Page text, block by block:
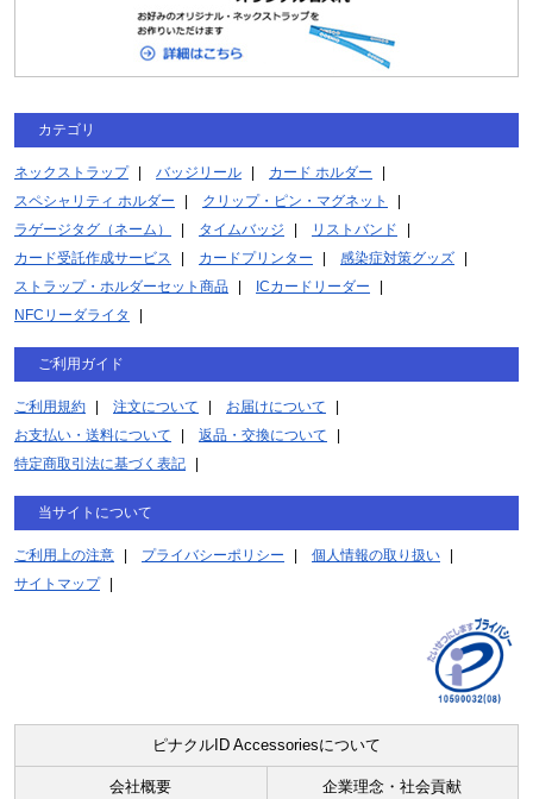
カテゴリ
ネックストラップ バッジリール
カード ホルダー
スペシャリティ ホルダー
クリップ・ピン・マグネット
ラゲージタグ（ネーム）
タイムバッジ
リストバンド
カード受託作成サービス
カードプリンター
感染症対策グッズ
ストラップ・ホルダーセット商品
ICカードリーダー
NFCリーダライタ
ご利用ガイド
ご利用規約 注文について
お届けについて
お支払い・送料について
返品・交換について
特定商取引法に基づく表記
当サイトについて
ご利用上の注意 プライバシーポリシー
個人情報の取り扱い
サイトマップ
ピナクルID Accessoriesについて
会社概要 企業理念・社会貢献